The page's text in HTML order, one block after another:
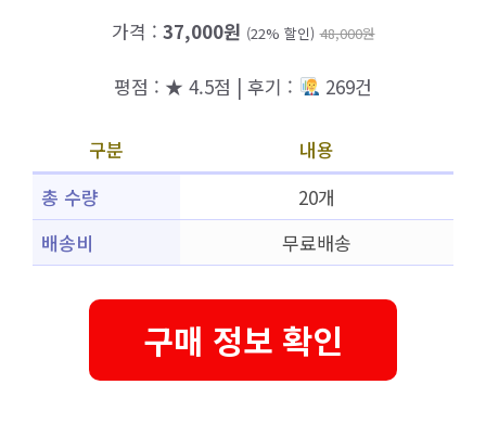
가격 : 37,000원 (22% 할인) 48,000원
평점 : ★ 4.5점 | 후기 : 269건
구분
내용
총 수량
20개
배송비
무료배송
구매 정보 확인